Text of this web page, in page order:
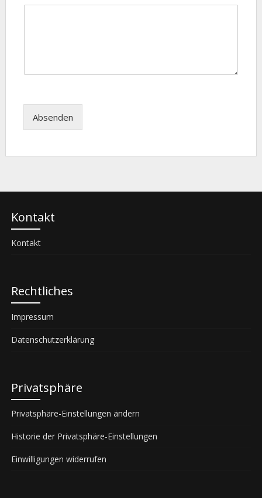
Absenden
Kontakt
Kontakt
Rechtliches
Impressum
Datenschutzerklärung
Privatsphäre
Privatsphäre-Einstellungen ändern
Historie der Privatsphäre-Einstellungen
Einwilligungen widerrufen